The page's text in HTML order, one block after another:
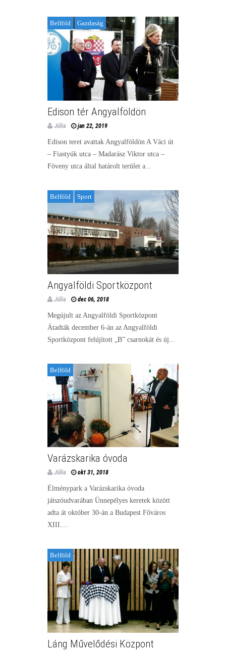
Belföld Gazdaság
Edison tér Angyalföldön
Júlia jan 22, 2019
Edison teret avattak Angyalföldön A Váci út
– Fiastyúk utca – Madarász Viktor utca –
Föveny utca által határolt terület a...
Belföld Sport
Angyalföldi Sportközpont
Júlia dec 06, 2018
Megújult az Angyalföldi Sportközpont
Átadták december 6-án az Angyalföldi
Sportközpont felújított „B” csarnokát és új...
Belföld
Varázskarika óvoda
Júlia okt 31, 2018
Élménypark a Varázskarika óvoda
játszóudvarában Ünnepélyes keretek között
adta át október 30-án a Budapest Főváros
XIII....
Belföld
Láng Művelődési Központ